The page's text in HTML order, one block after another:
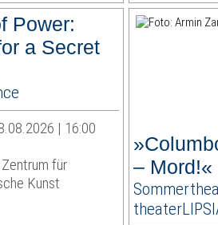
Power:
a Secret
| 16:00
für
Kunst
– Mord!«